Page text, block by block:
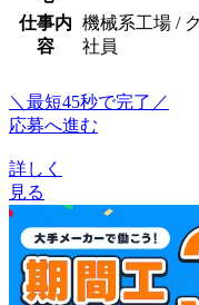
仕事内
容
機械系工場 /
社員
＼最短45秒で完了／
応募へ進む
詳しく
見る